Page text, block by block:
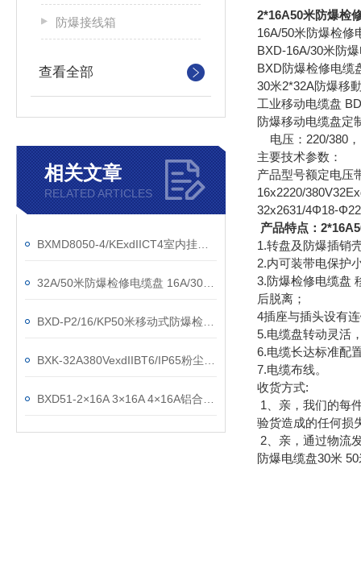
防爆接线箱
查看全部
相关文章
RELATED ARTICLES
2*16A50米防爆检
16A/50米防爆检修
BXD-16A/30米防
BXD防爆检修电缆
30米2*32A防爆移
工业移动电缆盘
防爆移动电缆盘定
电压：220/380，
主要技术参数：
产品型号额定电压
16x2220/380V32
32x2631/4Φ18-Φ22
产品特点：
1.转盘及防爆插销
2.内可装带电保护
3.防爆检修电缆盘
后脱离；
4插座与插头设有
5.电缆盘转动灵活
6.电缆长达标准配
7.电缆布线。
收货方式:
1、亲，我们的每
验货造成的任何损
2、亲，通过物流
防爆电缆盘30米